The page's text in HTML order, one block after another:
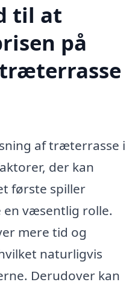
til at
på
af træterrasse i
der kan
første spiller
en væsentlig rolle.
mere tid og
naturligvis
Derudover kan